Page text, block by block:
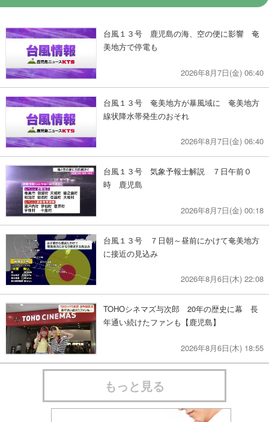
台風１３号 鹿児島の海、空の便に影響 奄
美地方で停電も
2026年8月7日(金) 06:40
台風１３号 奄美地方が暴風域に 奄美地方
線状降水帯発生のおそれ
2026年8月7日(金) 06:40
台風１３号 気象予報士解説 ７日午前０
時 鹿児島
2026年8月7日(金) 00:18
台風１３号 ７日朝～昼前にかけて奄美地方
に接近の見込み
2026年8月6日(木) 22:08
TOHOシネマズ与次郎 20年の歴史に幕 長
年通い続けたファンも【鹿児島】
2026年8月6日(木) 18:55
もっと見る